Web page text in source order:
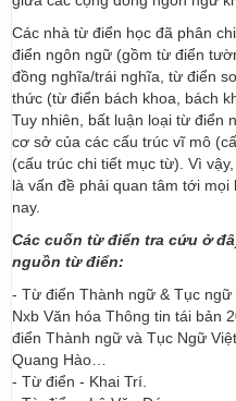
Các nhà từ điển học đã phân
điển ngôn ngữ (gồm từ điển
đồng nghĩa/trái nghĩa, từ điển
thức (từ điển bách khoa, bách
Tuy nhiên, bất luận loại từ điển
cơ sở của các cấu trúc vĩ mô
(cấu trúc chi tiết mục từ). Vì
là vấn đề phải quan tâm tới
nay.
Các cuốn từ điển tra cứu ở
nguồn từ điển:
- Từ điển Thành ngữ & Tục
Nxb Văn hóa Thông tin tái bản
điển Thành ngữ và Tục Ngữ
Quang Hào…
- Từ điển - Khai Trí.